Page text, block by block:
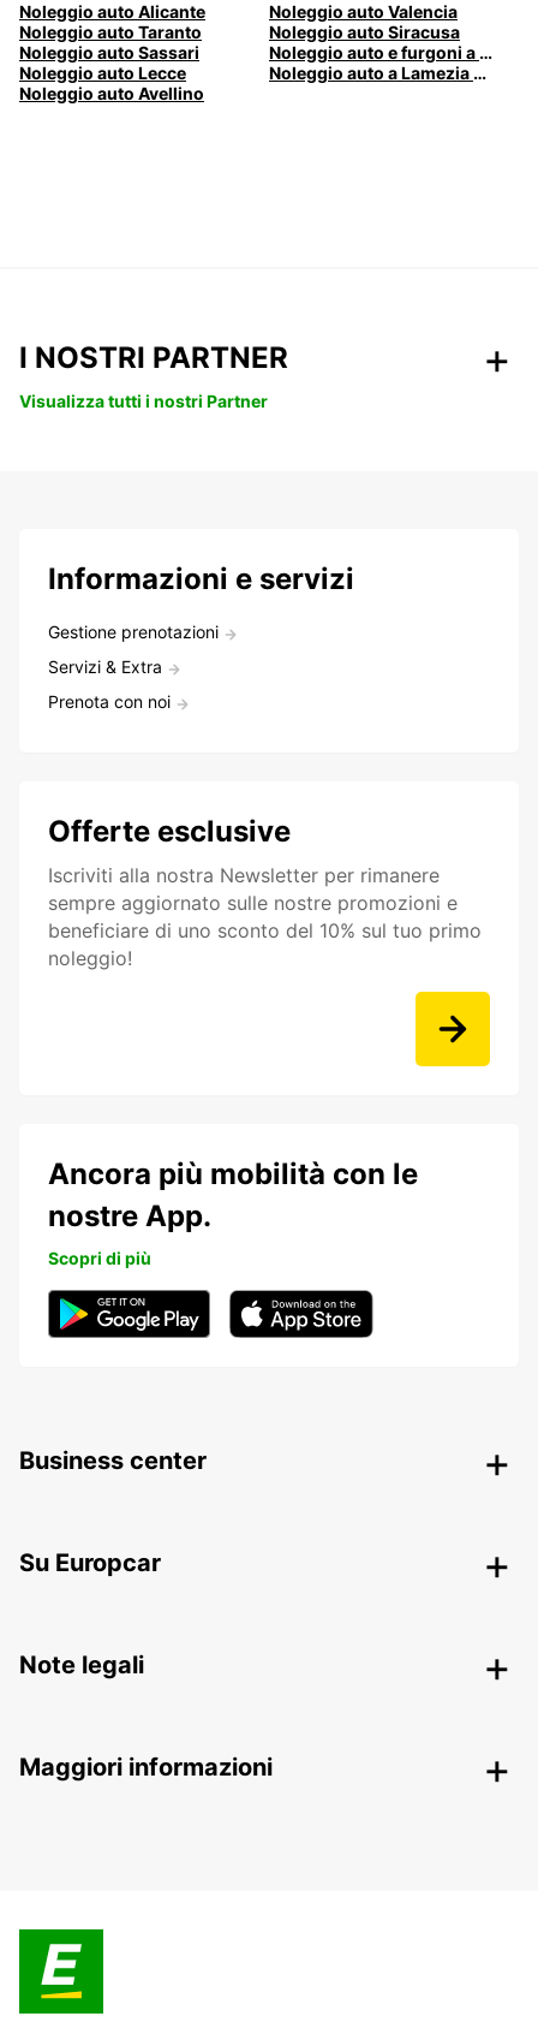
Noleggio auto Alicante
Noleggio auto Valencia
Noleggio auto Taranto
Noleggio auto Siracusa
Noleggio auto Sassari
Noleggio auto e furgoni a Pescara
Noleggio auto Lecce
Noleggio auto a Lamezia Terme, Italia
Noleggio auto Avellino
I NOSTRI PARTNER
Visualizza tutti i nostri Partner
Informazioni e servizi
Gestione prenotazioni
Servizi & Extra
Prenota con noi
Offerte esclusive
Iscriviti alla nostra Newsletter per rimanere
sempre aggiornato sulle nostre promozioni e
beneficiare di uno sconto del 10% sul tuo primo
noleggio!
Ancora più mobilità con le
nostre App.
Scopri di più
Business center
Su Europcar
Note legali
Maggiori informazioni